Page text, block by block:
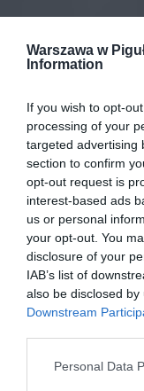
Warszawa w
Information
If you wish to opt-
processing of your
targeted advertising
section to confirm
opt-out request is
interest-based ads
us or personal
your opt-out. You
disclosure of your
IAB’s list of
also be disclosed
Downstream
Personal Data